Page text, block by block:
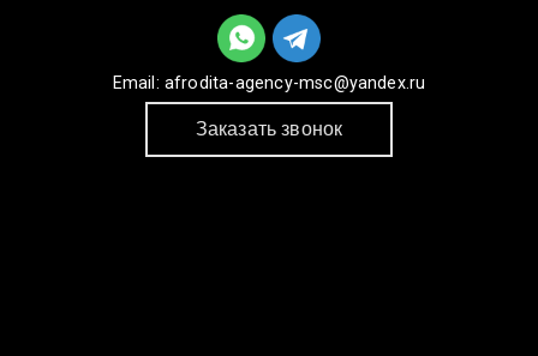
Email: afrodita-agency-msc@yandex.ru
Заказать звонок